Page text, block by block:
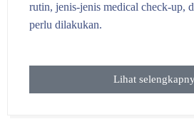
rutin, jenis-jenis medical check-up,
perlu dilakukan.
Lihat